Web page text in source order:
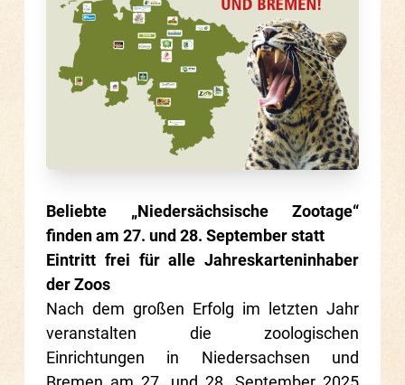
Beliebte „Niedersächsische Zootage“
finden am 27. und 28. September statt
Eintritt frei für alle Jahreskarteninhaber
der Zoos
Nach dem großen Erfolg im letzten Jahr
veranstalten die zoologischen
Einrichtungen in Niedersachsen und